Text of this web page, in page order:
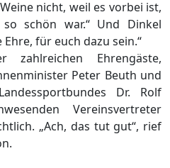
nicht, weil es vorbei ist,
schön war.“ Und Dinkel
für euch dazu sein.“
zahlreichen Ehrengäste,
Peter Beuth und
Dr. Rolf
Vereinsvertreter
„Ach, das tut gut“, rief